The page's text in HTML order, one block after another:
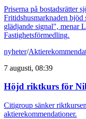
Priserna på bostadsrätter
Fritidshusmarknaden bjöd
glädjande signal", menar
Fastighetsförmedling.
nyheter/
7 augusti, 08:39
Höjd riktkurs för
Citigroup sänker
aktierekommendationer.